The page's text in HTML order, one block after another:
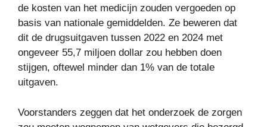
de kosten van het medicijn zouden vergoeden op
basis van nationale gemiddelden. Ze beweren dat
dit de drugsuitgaven tussen 2022 en 2024 met
ongeveer 55,7 miljoen dollar zou hebben doen
stijgen, oftewel minder dan 1% van de totale
uitgaven.
Voorstanders zeggen dat het onderzoek de zorgen